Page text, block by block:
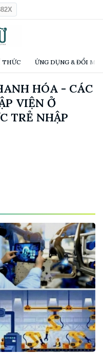
THỨC ỨNG DỤNG & ĐỔI
HÓA - CÁC
VIỆN Ở
TRẺ NHẬP